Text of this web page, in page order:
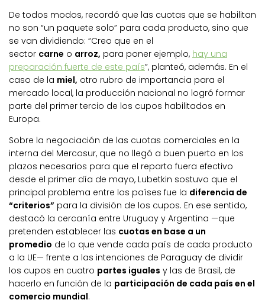
De todos modos, recordó que las cuotas que se habilitan
no son “un paquete solo” para cada producto, sino que
se van dividiendo: “Creo que en el
sector carne o arroz, para poner ejemplo, hay una
preparación fuerte de este país”, planteó, además. En el
caso de la miel, otro rubro de importancia para el
mercado local, la producción nacional no logró formar
parte del primer tercio de los cupos habilitados en
Europa.
Sobre la negociación de las cuotas comerciales en la
interna del Mercosur, que no llegó a buen puerto en los
plazos necesarios para que el reparto fuera efectivo
desde el primer día de mayo, Lubetkin sostuvo que el
principal problema entre los países fue la diferencia de
“criterios” para la división de los cupos. En ese sentido,
destacó la cercanía entre Uruguay y Argentina —que
pretenden establecer las cuotas en base a un
promedio de lo que vende cada país de cada producto
a la UE— frente a las intenciones de Paraguay de dividir
los cupos en cuatro partes iguales y las de Brasil, de
hacerlo en función de la participación de cada país en el
comercio mundial.